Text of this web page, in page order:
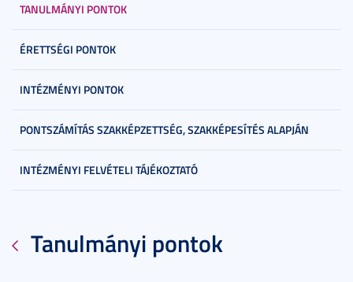
TANULMÁNYI PONTOK
ÉRETTSÉGI PONTOK
INTÉZMÉNYI PONTOK
PONTSZÁMÍTÁS SZAKKÉPZETTSÉG, SZAKKÉPESÍTÉS ALAPJÁN
INTÉZMÉNYI FELVÉTELI TÁJÉKOZTATÓ
Tanulmányi pontok